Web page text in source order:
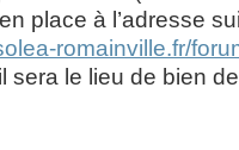
place à l’adresse
romainville.fr/
sera le lieu de bien